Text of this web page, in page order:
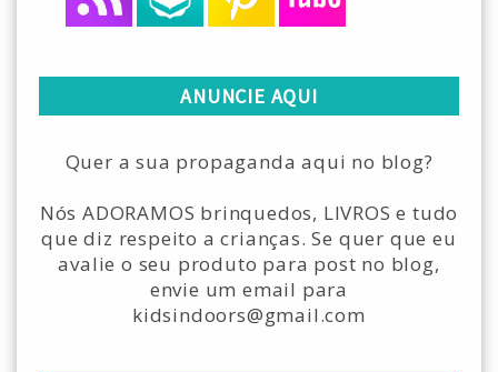
ANUNCIE AQUI
Quer a sua propaganda aqui no blog?
Nós ADORAMOS brinquedos, LIVROS e tudo
que diz respeito a crianças. Se quer que eu
avalie o seu produto para post no blog,
envie um email para
kidsindoors@gmail.com